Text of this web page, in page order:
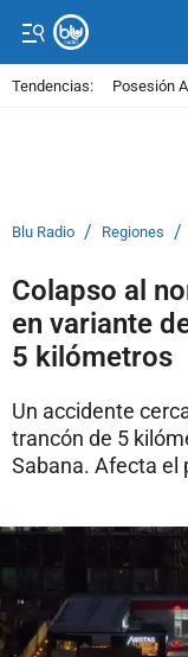
Tendencias: Posesión
Blu Radio / Regiones /
Colapso al
en variante
5 kilómetros
Un accidente
trancón de 5
Sabana. Afecta el